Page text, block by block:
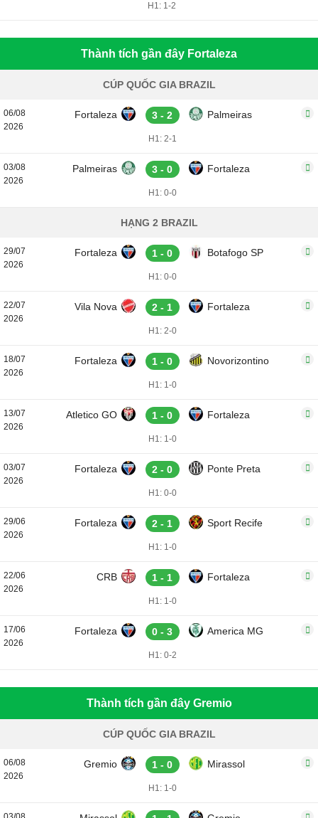
H1: 1-2
Thành tích gần đây Fortaleza
CÚP QUỐC GIA BRAZIL
06/08
2026
Fortaleza 3 - 2 Palmeiras
H1: 2-1
03/08
2026
Palmeiras 3 - 0 Fortaleza
H1: 0-0
HẠNG 2 BRAZIL
29/07
2026
Fortaleza 1 - 0 Botafogo SP
H1: 0-0
22/07
2026
Vila Nova 2 - 1 Fortaleza
H1: 2-0
18/07
2026
Fortaleza 1 - 0 Novorizontino
H1: 1-0
13/07
2026
Atletico GO 1 - 0 Fortaleza
H1: 1-0
03/07
2026
Fortaleza 2 - 0 Ponte Preta
H1: 0-0
29/06
2026
Fortaleza 2 - 1 Sport Recife
H1: 1-0
22/06
2026
CRB 1 - 1 Fortaleza
H1: 1-0
17/06
2026
Fortaleza 0 - 3 America MG
H1: 0-2
Thành tích gần đây Gremio
CÚP QUỐC GIA BRAZIL
06/08
2026
Gremio 1 - 0 Mirassol
H1: 1-0